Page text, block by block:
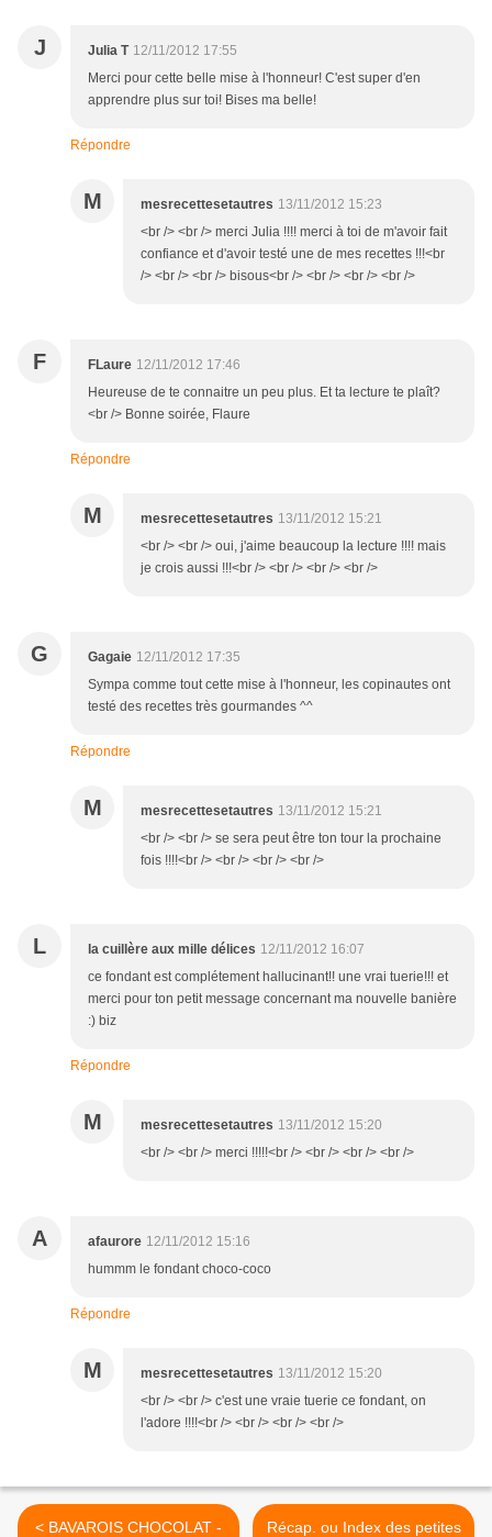
J Julia T 12/11/2012 17:55
Merci pour cette belle mise à l'honneur! C'est super d'en
apprendre plus sur toi! Bises ma belle!
Répondre
M mesrecettesetautres 13/11/2012 15:23
<br /> <br /> merci Julia !!!! merci à toi de m'avoir fait
confiance et d'avoir testé une de mes recettes !!!<br
/> <br /> <br /> bisous<br /> <br /> <br /> <br />
F FLaure 12/11/2012 17:46
Heureuse de te connaitre un peu plus. Et ta lecture te plaît?
<br /> Bonne soirée, Flaure
Répondre
M mesrecettesetautres 13/11/2012 15:21
<br /> <br /> oui, j'aime beaucoup la lecture !!!! mais
je crois aussi !!!<br /> <br /> <br /> <br />
G Gagaie 12/11/2012 17:35
Sympa comme tout cette mise à l'honneur, les copinautes ont
testé des recettes très gourmandes ^^
Répondre
M mesrecettesetautres 13/11/2012 15:21
<br /> <br /> se sera peut être ton tour la prochaine
fois !!!!<br /> <br /> <br /> <br />
L la cuillère aux mille délices 12/11/2012 16:07
ce fondant est complétement hallucinant!! une vrai tuerie!!! et
merci pour ton petit message concernant ma nouvelle banière
:) biz
Répondre
M mesrecettesetautres 13/11/2012 15:20
<br /> <br /> merci !!!!!<br /> <br /> <br /> <br />
A afaurore 12/11/2012 15:16
hummm le fondant choco-coco
Répondre
M mesrecettesetautres 13/11/2012 15:20
<br /> <br /> c'est une vraie tuerie ce fondant, on
l'adore !!!!<br /> <br /> <br /> <br />
< BAVAROIS CHOCOLAT - Récap. ou Index des petites